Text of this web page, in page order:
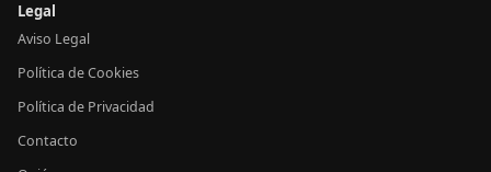
Legal
Aviso Legal
Política de Cookies
Política de Privacidad
Contacto